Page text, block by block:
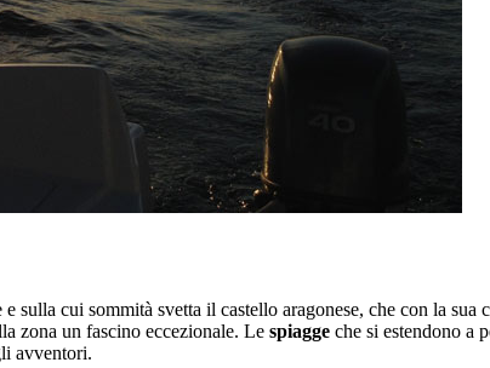
sulla cui sommità svetta il castello aragonese, che con la
zona un fascino eccezionale. Le spiagge che si estendono a
avventori.